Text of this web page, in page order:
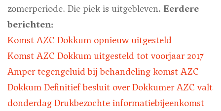
zomerperiode. Die piek is uitgebleven. Eerdere
berichten:
Komst AZC Dokkum opnieuw uitgesteld
Komst AZC Dokkum uitgesteld tot voorjaar 2017
Amper tegengeluid bij behandeling komst AZC
Dokkum Definitief besluit over Dokkumer AZC valt
donderdag Drukbezochte informatiebijeenkomst